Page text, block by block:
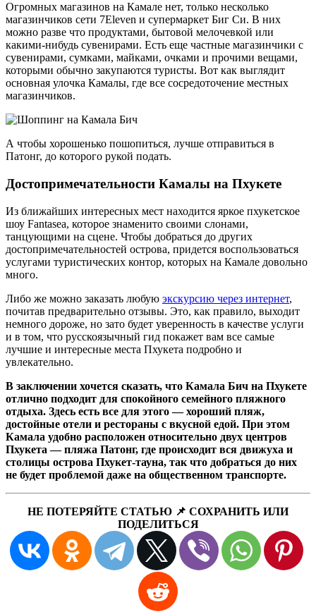
Огромных магазинов на Камале нет, только несколько
магазинчиков сети 7Eleven и супермаркет Биг Си. В них
можно разве что продуктами, бытовой мелочевкой или
какими-нибудь сувенирами. Есть еще частные магазинчики с
сувенирами, сумками, майками, очками и прочими вещами,
которыми обычно закупаются туристы. Вот как выглядит
основная улочка Камалы, где все сосредоточение местных
магазинчиков.
А чтобы хорошенько пошопиться, лучше отправиться в
Патонг, до которого рукой подать.
Достопримечательности Камалы на Пхукете
Из ближайших интересных мест находится яркое пхукетское
шоу Fantasea, которое знаменито своими слонами,
танцующими на сцене. Чтобы добраться до других
достопримечательностей острова, придется воспользоваться
услугами туристических контор, которых на Камале довольно
много.
Либо же можно заказать любую экскурсию через интернет,
почитав предварительно отзывы. Это, как правило, выходит
немного дороже, но зато будет уверенность в качестве услуги
и в том, что русскоязычный гид покажет вам все самые
лучшие и интересные места Пхукета подробно и
увлекательно.
В заключении хочется сказать, что Камала Бич на Пхукете
отлично подходит для спокойного семейного пляжного
отдыха. Здесь есть все для этого — хороший пляж,
достойные отели и рестораны с вкусной едой. При этом
Камала удобно расположен относительно двух центров
Пхукета — пляжа Патонг, где происходит вся движуха и
столицы острова Пхукет-тауна, так что добраться до них
не будет проблемой даже на общественном транспорте.
НЕ ПОТЕРЯЙТЕ СТАТЬЮ 📌 СОХРАНИТЬ ИЛИ
ПОДЕЛИТЬСЯ